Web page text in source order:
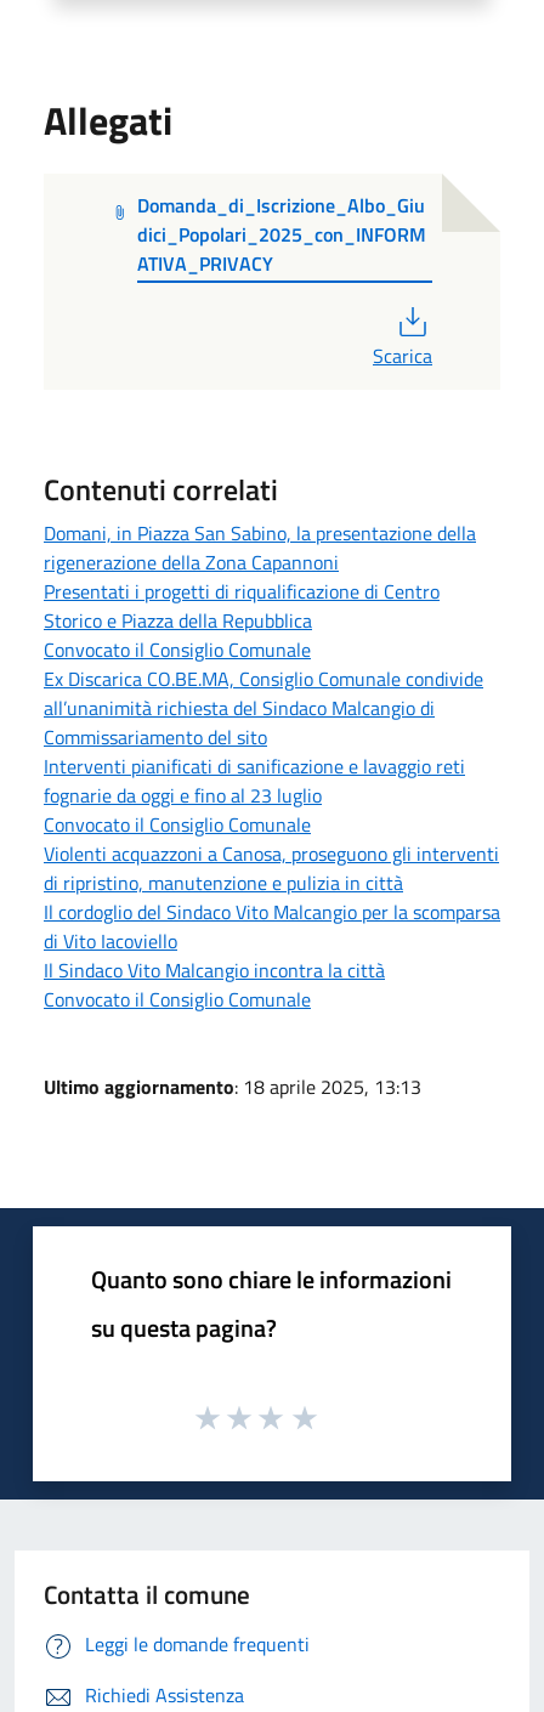
Allegati
Domanda_di_Iscrizione_Albo_Giu
dici_Popolari_2025_con_INFORM
ATIVA_PRIVACY
Scarica
Contenuti correlati
Domani, in Piazza San Sabino, la presentazione della
rigenerazione della Zona Capannoni
Presentati i progetti di riqualificazione di Centro
Storico e Piazza della Repubblica
Convocato il Consiglio Comunale
Ex Discarica CO.BE.MA, Consiglio Comunale condivide
all’unanimità richiesta del Sindaco Malcangio di
Commissariamento del sito
Interventi pianificati di sanificazione e lavaggio reti
fognarie da oggi e fino al 23 luglio
Convocato il Consiglio Comunale
Violenti acquazzoni a Canosa, proseguono gli interventi
di ripristino, manutenzione e pulizia in città
Il cordoglio del Sindaco Vito Malcangio per la scomparsa
di Vito Iacoviello
Il Sindaco Vito Malcangio incontra la città
Convocato il Consiglio Comunale
Ultimo aggiornamento: 18 aprile 2025, 13:13
Quanto sono chiare le informazioni
su questa pagina?
Contatta il comune
Leggi le domande frequenti
Richiedi Assistenza